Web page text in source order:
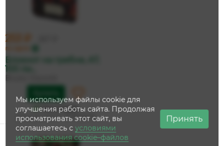
253 ₽
по карте
100 ли...
На складе
Дата доставки:13 августа
Мы используем файлы cookie для
улучшения работы сайта. Продолжая
просматривать этот сайт, вы
соглашаетесь сусловиями
использования cookie–файлов
Принять